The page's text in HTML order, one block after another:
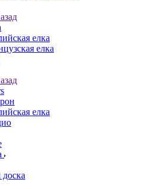
елка
елка
елка